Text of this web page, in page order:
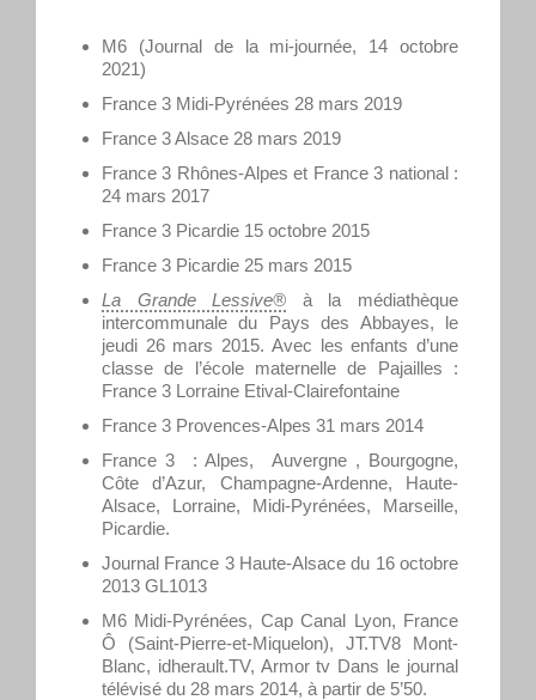
M6 (Journal de la mi-journée, 14 octobre
2021)
France 3 Midi-Pyrénées 28 mars 2019
France 3 Alsace 28 mars 2019
France 3 Rhônes-Alpes et France 3 national :
24 mars 2017
France 3 Picardie 15 octobre 2015
France 3 Picardie 25 mars 2015
La Grande Lessive® à la médiathèque
intercommunale du Pays des Abbayes, le
jeudi 26 mars 2015. Avec les enfants d’une
classe de l’école maternelle de Pajailles :
France 3 Lorraine Etival-Clairefontaine
France 3 Provences-Alpes 31 mars 2014
France 3 : Alpes, Auvergne , Bourgogne,
Côte d’Azur, Champagne-Ardenne, Haute-
Alsace, Lorraine, Midi-Pyrénées, Marseille,
Picardie.
Journal France 3 Haute-Alsace du 16 octobre
2013 GL1013
M6 Midi-Pyrénées, Cap Canal Lyon, France
Ô (Saint-Pierre-et-Miquelon), JT.TV8 Mont-
Blanc, idherault.TV, Armor tv Dans le journal
télévisé du 28 mars 2014, à partir de 5’50.